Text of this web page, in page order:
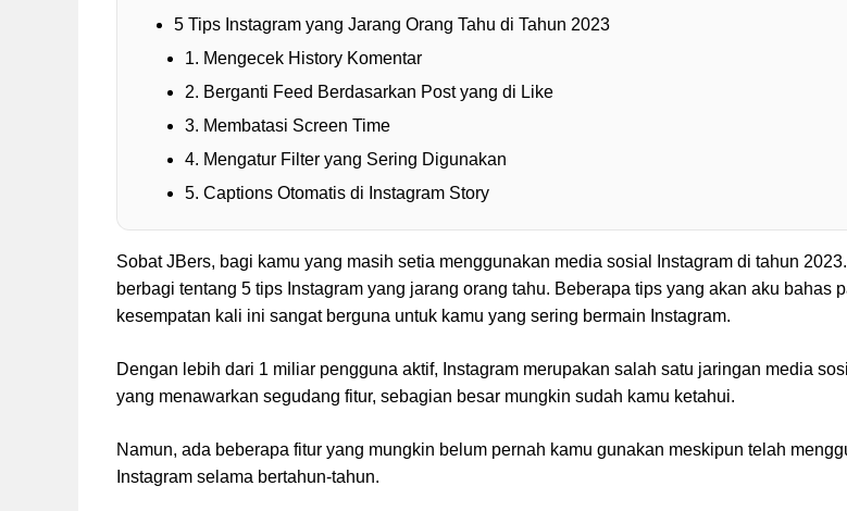
5 Tips Instagram yang Jarang Orang Tahu di Tahun 2023
1. Mengecek History Komentar
2. Berganti Feed Berdasarkan Post yang di Like
3. Membatasi Screen Time
4. Mengatur Filter yang Sering Digunakan
5. Captions Otomatis di Instagram Story
Sobat JBers, bagi kamu yang masih setia menggunakan media sosial Instagram di tahun
berbagi tentang 5 tips Instagram yang jarang orang tahu. Beberapa tips yang akan aku bahas
kesempatan kali ini sangat berguna untuk kamu yang sering bermain Instagram.
Dengan lebih dari 1 miliar pengguna aktif, Instagram merupakan salah satu jaringan media
yang menawarkan segudang fitur, sebagian besar mungkin sudah kamu ketahui.
Namun, ada beberapa fitur yang mungkin belum pernah kamu gunakan meskipun telah
Instagram selama bertahun-tahun.